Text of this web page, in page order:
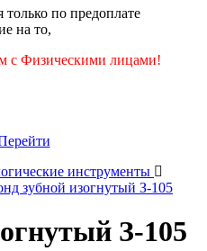
только по предоплате
на то,
с Физическими лицами!
инструменты
зубной изогнутый З-105
З-105